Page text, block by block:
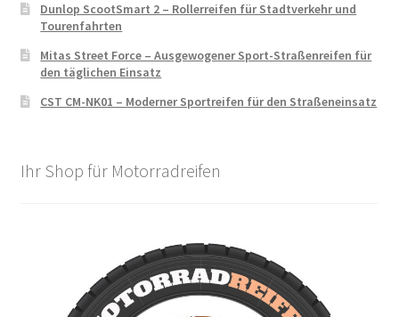
Dunlop ScootSmart 2 – Rollerreifen für Stadtverkehr und
Tourenfahrten
Mitas Street Force – Ausgewogener Sport-Straßenreifen für
den täglichen Einsatz
CST CM-NK01 – Moderner Sportreifen für den Straßeneinsatz
Ihr Shop für Motorradreifen